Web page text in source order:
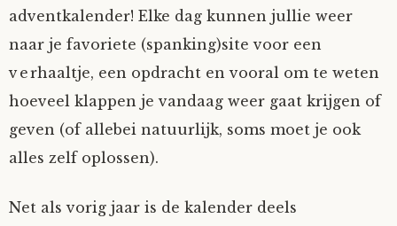
Posities
Spelletjes
aube
Ben Hands-on
Verhalen van de HD-site
Verhalen van Anne en Bill
Anne
Interactieve verhalen
adventkalender! Elke dag kunnen jullie weer
naar je favoriete (spanking)site voor een
verhaaltje, een opdracht en vooral om te weten
hoeveel klappen je vandaag weer gaat krijgen of
geven (of allebei natuurlijk, soms moet je ook
alles zelf oplossen).
Net als vorig jaar is de kalender deels